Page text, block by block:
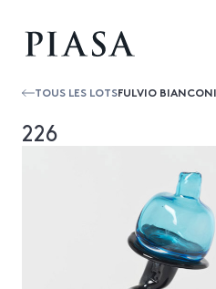
TOUS LES LOTS
226